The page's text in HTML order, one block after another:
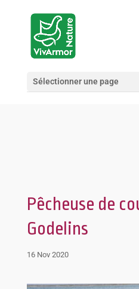
Sélectionner une page
Pêcheuse de
Godelins
16 Nov 2020